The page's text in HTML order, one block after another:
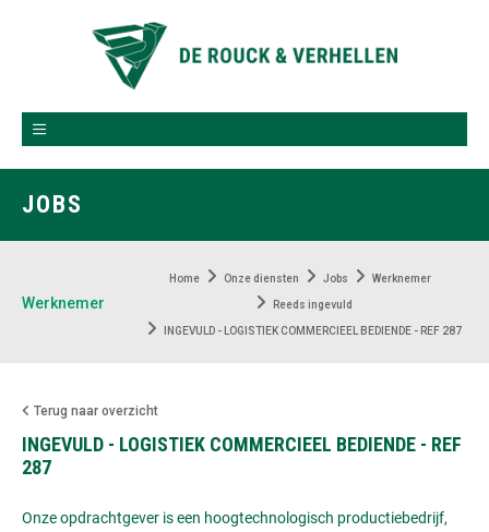
JOBS
Werknemer
Home Onze diensten Jobs Werknemer
Reeds ingevuld
INGEVULD - LOGISTIEK COMMERCIEEL BEDIENDE - REF 287
Terug naar overzicht
INGEVULD - LOGISTIEK COMMERCIEEL BEDIENDE - REF
287
Onze opdrachtgever is een hoogtechnologisch productiebedrijf,